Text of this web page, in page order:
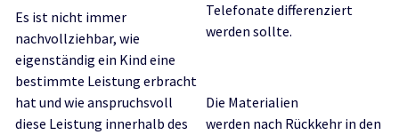
Es ist nicht immer
nachvollziehbar, wie
eigenständig ein Kind eine
bestimmte Leistung erbracht
hat und wie anspruchsvoll
diese Leistung innerhalb des
Telefonate differenziert
werden sollte.
Die Materialien
werden nach Rückkehr in den